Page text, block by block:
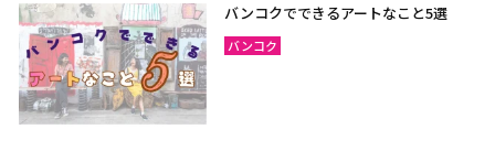
バンコクでできるアートなこと5選
バンコク